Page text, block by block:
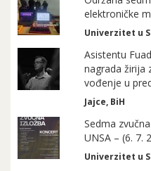
elektroničke
Univerzitet u
Asistentu
nagrada žirija
vođenje u
Jajce, BiH
Sedma
UNSA – (6. 7.
Univerzitet u